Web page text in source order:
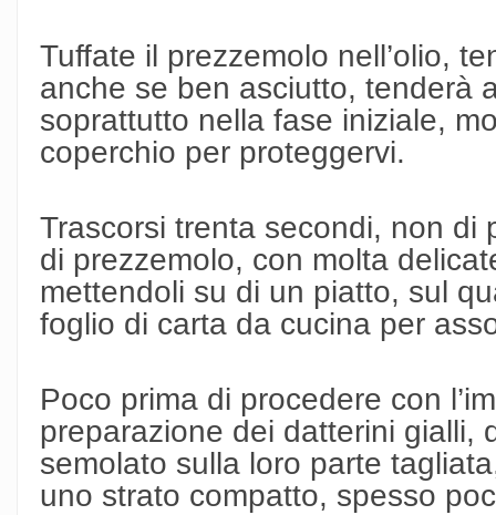
Tuffate il prezzemolo nell’olio,
anche se ben asciutto, tenderà
soprattutto nella fase iniziale,
coperchio per proteggervi.
Trascorsi trenta secondi, non di
di prezzemolo, con molta
mettendoli su di un piatto, sul
foglio di carta da cucina per
Poco prima di procedere con
preparazione dei datterini gialli,
semolato sulla loro parte
uno strato compatto, spesso